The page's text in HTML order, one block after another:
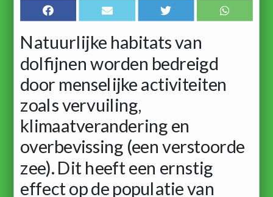
Natuurlijke habitats van
dolfijnen worden bedreigd
door menselijke activiteiten
zoals vervuiling,
klimaatverandering en
overbevissing (een verstoorde
zee). Dit heeft een ernstig
effect op de populatie van